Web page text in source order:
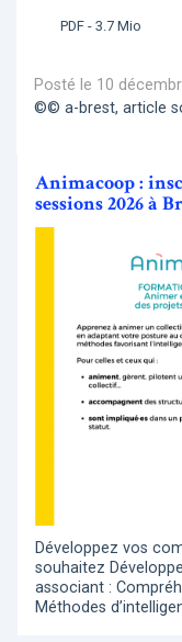
PDF - 3.7 Mio
Posté le 10
©© a-brest, article
Animacoop :
sessions 2026 à
Développez vos
souhaitez
associant :
Méthodes